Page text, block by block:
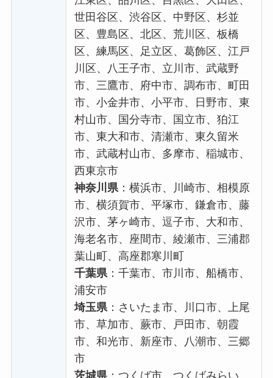
世田谷区、渋谷区、中野区、杉並
区、豊島区、北区、荒川区、板橋
区、練馬区、足立区、葛飾区、江戸
川区、八王子市、立川市、武蔵野
市、三鷹市、府中市、調布市、町田
市、小金井市、小平市、日野市、東
村山市、国分寺市、国立市、狛江
市、東大和市、清瀬市、東久留米
市、武蔵村山市、多摩市、稲城市、
西東京市
神奈川県：横浜市、川崎市、相模原
市、横須賀市、平塚市、鎌倉市、藤
沢市、茅ヶ崎市、逗子市、大和市、
海老名市、座間市、綾瀬市、三浦郡
葉山町、高座郡寒川町
千葉県：千葉市、市川市、船橋市、
浦安市
埼玉県：さいたま市、川口市、上尾
市、草加市、蕨市、戸田市、朝霞
市、和光市、新座市、八潮市、三郷
市